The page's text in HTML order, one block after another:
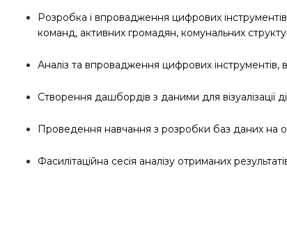
Розробка і впровадження цифрових інструментів
команд, активних громадян, комунальних
Аналіз та впровадження цифрових інструментів,
Створення дашбордів з даними для візуалізації
Проведення навчання з розробки баз даних на
Фасилітаційна сесія аналізу отриманих